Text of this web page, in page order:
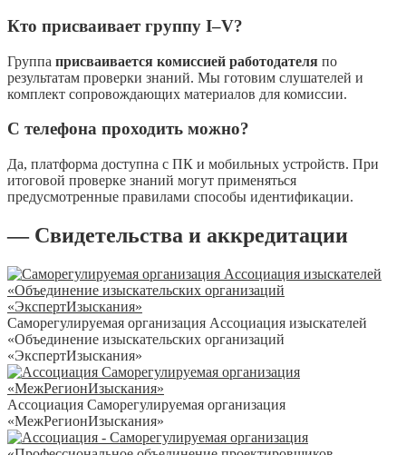
Кто присваивает группу I–V?
Группа присваивается комиссией работодателя по
результатам проверки знаний. Мы готовим слушателей и
комплект сопровождающих материалов для комиссии.
С телефона проходить можно?
Да, платформа доступна с ПК и мобильных устройств. При
итоговой проверке знаний могут применяться
предусмотренные правилами способы идентификации.
— Свидетельства и аккредитации
Саморегулируемая организация Ассоциация изыскателей
«Объединение изыскательских организаций
«ЭкспертИзыскания»
Ассоциация Саморегулируемая организация
«МежРегионИзыскания»